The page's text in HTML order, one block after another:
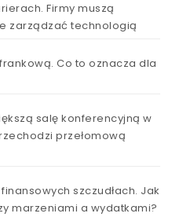
Firmy muszą
zarządzać technologią
Co to oznacza dla
salę konferencyjną w
przełomową
szczudłach. Jak
marzeniami a wydatkami?